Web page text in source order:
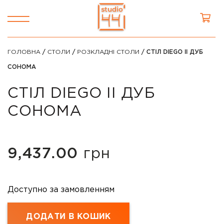
ГОЛОВНА / СТОЛИ / РОЗКЛАДНІ СТОЛИ / СТІЛ DIEGO II ДУБ
СОНОМА
СТІЛ DIEGO II ДУБ
СОНОМА
9,437.00 грн
Доступно за замовленням
ДОДАТИ В КОШИК